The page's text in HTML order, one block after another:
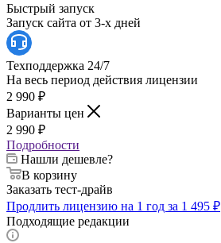
Быстрый запуск
Запуск сайта от 3-х дней
Техподдержка 24/7
На весь период действия лицензии
2 990 ₽
Варианты цен
2 990 ₽
Подробности
Нашли дешевле?
В корзину
Заказать тест-драйв
Продлить лицензию на 1 год за 1 495 ₽
Подходящие редакции